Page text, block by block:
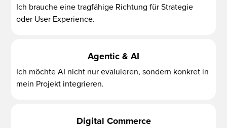
Ich brauche eine tragfähige Richtung für Strategie
oder User Experience.
Agentic & AI
Ich möchte AI nicht nur evaluieren, sondern konkret in
mein Projekt integrieren.
Digital Commerce